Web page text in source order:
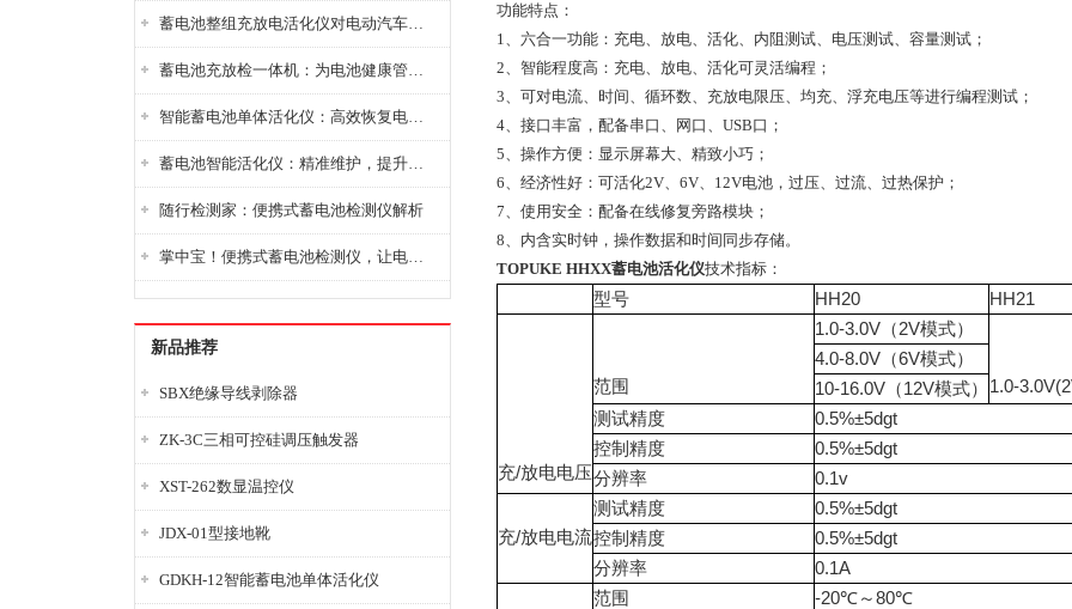
蓄电池整组充放电活化仪对电动汽车电池有帮助吗？
蓄电池充放检一体机：为电池健康管理提供一站式解决方案
智能蓄电池单体活化仪：高效恢复电池性能，延长蓄电池使用寿命
蓄电池智能活化仪：精准维护，提升电池健康状态
随行检测家：便携式蓄电池检测仪解析
掌中宝！便携式蓄电池检测仪，让电池检测变得简单又快捷！
新品推荐
SBX绝缘导线剥除器
ZK-3C三相可控硅调压触发器
XST-262数显温控仪
JDX-01型接地靴
GDKH-12智能蓄电池单体活化仪
功能特点：
1、六合一功能：充电、放电、活化、内阻测试、电压测试、容量测试；
2、智能程度高：充电、放电、活化可灵活编程；
3、可对电流、时间、循环数、充放电限压、均充、浮充电压等进行编程测试；
4、接口丰富，配备串口、网口、USB口；
5、操作方便：显示屏幕大、精致小巧；
6、经济性好：可活化2V、6V、12V电池，过压、过流、过热保护；
7、使用安全：配备在线修复旁路模块；
8、内含实时钟，操作数据和时间同步存储。
TOPUKE HHXX蓄电池活化仪技术指标：
型号 HH20 HH21
充/放电电压
范围
1.0-3.0V（2V模式）
1.0-
4.0-8.0V（6V模式）
10-16.0V（12V模式）
测试精度
0.5%±5dgt
控制精度
0.5%±5dgt
分辨率
0.1v
充/放电电流
测试精度
0.5%±5dgt
控制精度
0.5%±5dgt
分辨率
0.1A
范围
-20℃～80℃